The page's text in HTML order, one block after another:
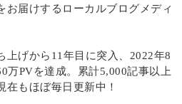
お届けするローカルブログメディ
上げから11年目に突入、2022年8
万PVを達成。累計5,000記事以上
在もほぼ毎日更新中！